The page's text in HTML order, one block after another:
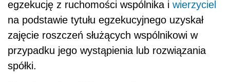
egzekucję z ruchomości wspólnika i wierzyciel
na podstawie tytułu egzekucyjnego uzyskał
zajęcie roszczeń służących wspólnikowi w
przypadku jego wystąpienia lub rozwiązania
spółki.